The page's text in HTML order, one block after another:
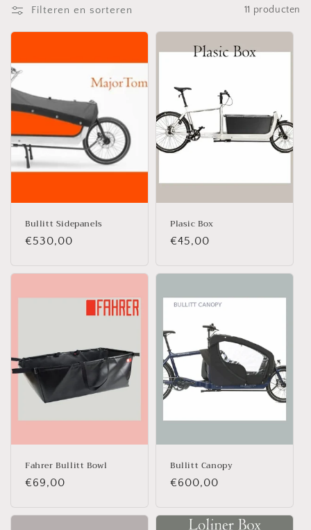
t
i
e
:
Filteren en sorteren 11 producten
Bullitt Sidepanels
Normale
€530,00
Plasic Box
Normale
€45,00
Fahrer Bullitt Bowl
Normale
€69,00
Bullitt Canopy
Normale
€600,00